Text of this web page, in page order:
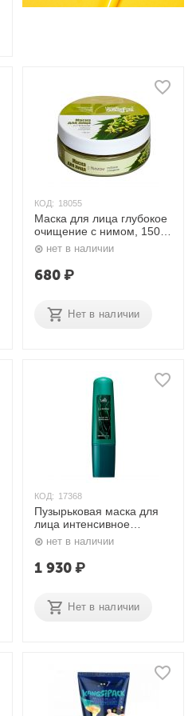
КОД: 18055
Маска для лица глубокое
очищение с нимом, 150
мл. Aasha Herbals
нет в наличии
680₽
Нет в наличии
КОД: 17368
Пузырьковая маска для
лица интенсивное
очищение и увлажнение
La-Pause Marine Tok
Bubble Mask 100 мл.
Lador
нет в наличии
1 930₽
Нет в наличии